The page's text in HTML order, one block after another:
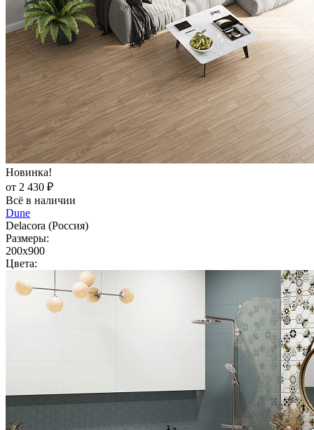
Новинка!
от 2 430 ₽
Всё в наличии
Dune
Delacora (Россия)
Размеры:
200x900
Цвета: